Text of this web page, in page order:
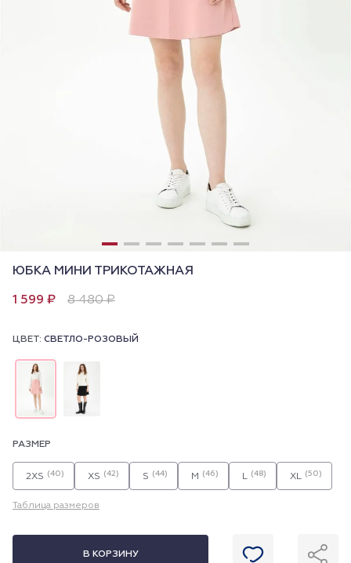
ЮБКА МИНИ ТРИКОТАЖНАЯ
1 599 ₽ 8 480 ₽
ЦВЕТ: СВЕТЛО-РОЗОВЫЙ
РАЗМЕР
2XS (40) XS (42) S (44) M (46) L (48) XL (50)
Таблица размеров
В КОРЗИНУ